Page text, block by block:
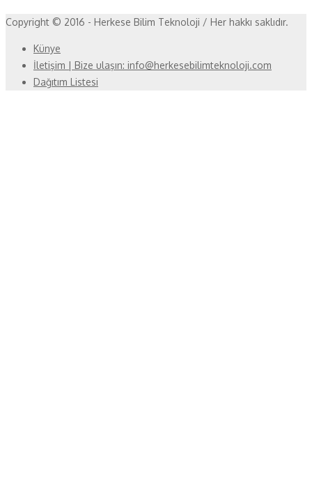
Copyright © 2016 - Herkese Bilim Teknoloji / Her hakkı saklıdır.
Künye
İletişim | Bize ulaşın: info@herkesebilimteknoloji.com
Dağıtım Listesi